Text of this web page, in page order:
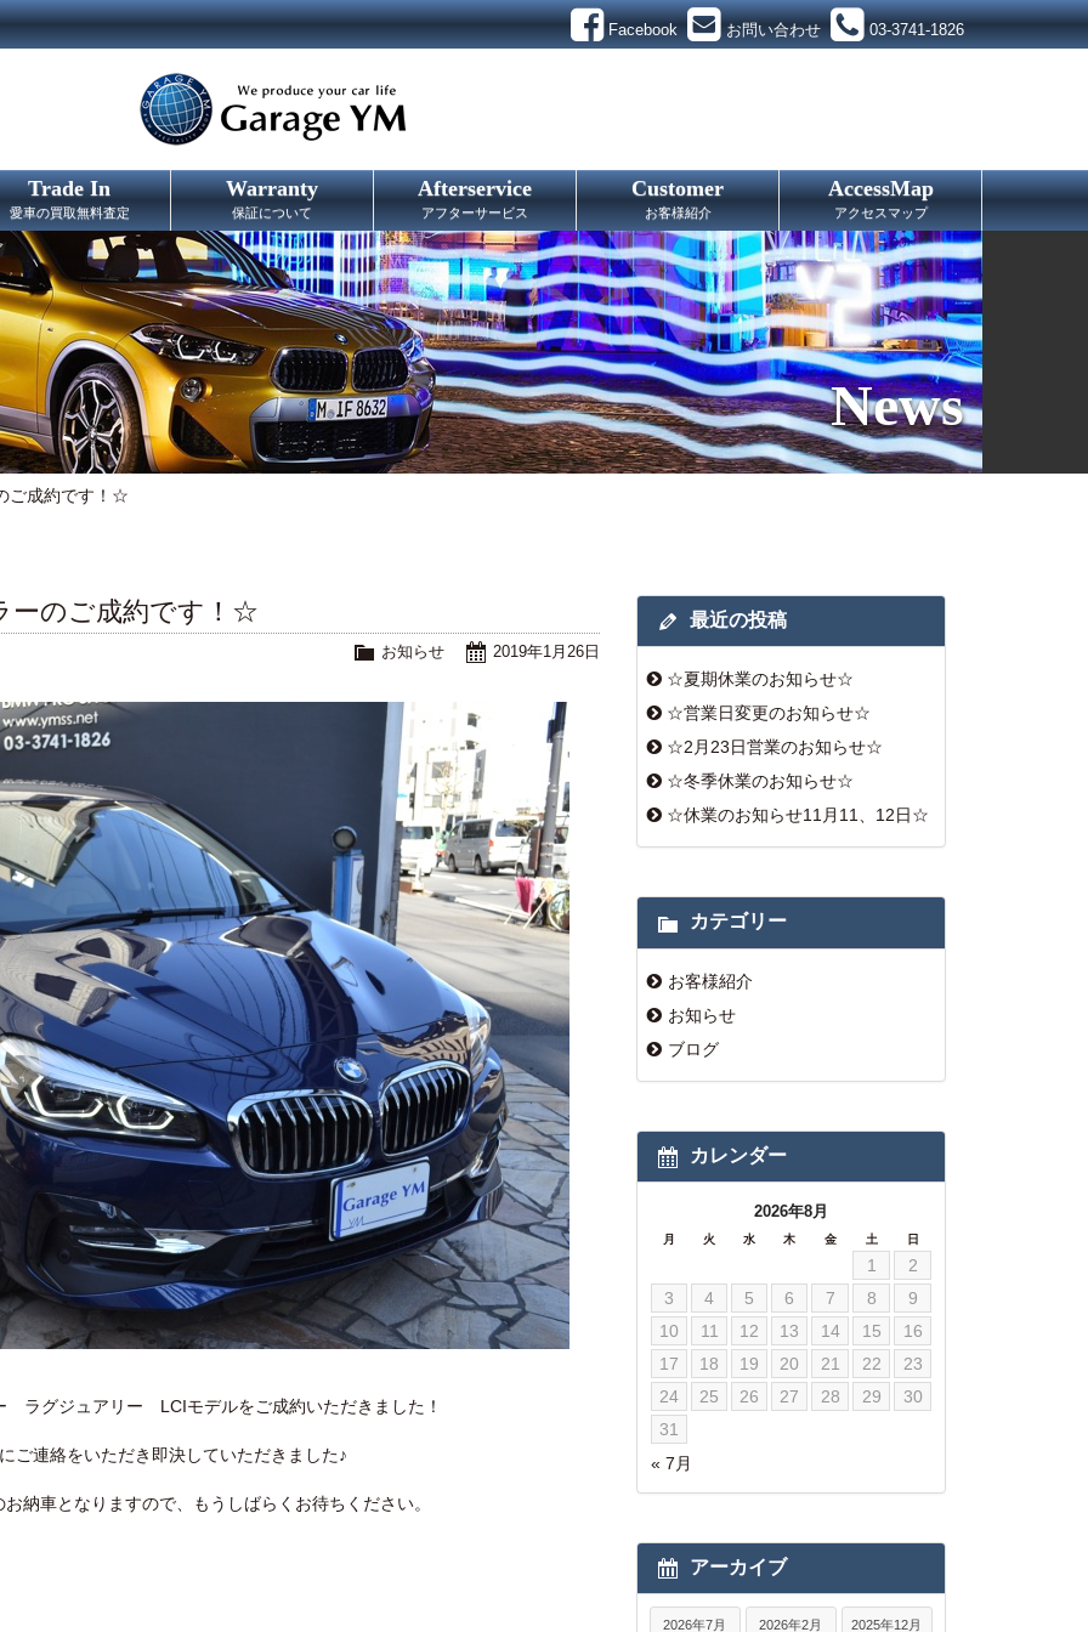
Facebook お問い合わせ 03-3741-1826
Trade In
愛車の買取無料査定
Warranty
保証について
Afterservice
アフターサービス
Customer
お客様紹介
AccessMap
アクセスマップ
News
ご成約です！☆
のご成約です！☆
2019年1月26日
お知らせ
ラグジュアリー LCIモデルをご成約いただきました！
ご連絡をいただき即決していただきました♪
納車となりますので、もうしばらくお待ちください。
最近の投稿
☆夏期休業のお知らせ☆
☆営業日変更のお知らせ☆
☆2月23日営業のお知らせ☆
☆冬季休業のお知らせ☆
☆休業のお知らせ11月11、12日☆
カテゴリー
お客様紹介
お知らせ
ブログ
カレンダー
2026年8月
月 火 水 木 金 土 日
« 7月
1
2
3
4 5 6 7 8
9
10
11 12 13 14 15
16
17
18 19 20 21 22
23
24
25 26 27 28 29
30
31
アーカイブ
2026年7月 2026年2月 2025年12月